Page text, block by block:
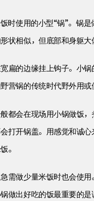
时使用的小型“锅”。锅
状相似，但底部和身躯
扁的边缘挂上钩子。小
营锅的传统时代野外用或
都会在现场用小锅做饭
打开锅盖。用感觉和诚
。
需做少量米饭时也会使
做出好吃的饭最重要的